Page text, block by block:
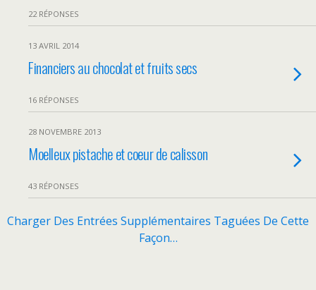
22 RÉPONSES
13 AVRIL 2014
Financiers au chocolat et fruits secs
16 RÉPONSES
28 NOVEMBRE 2013
Moelleux pistache et coeur de calisson
43 RÉPONSES
Charger Des Entrées Supplémentaires Taguées De Cette
Façon…